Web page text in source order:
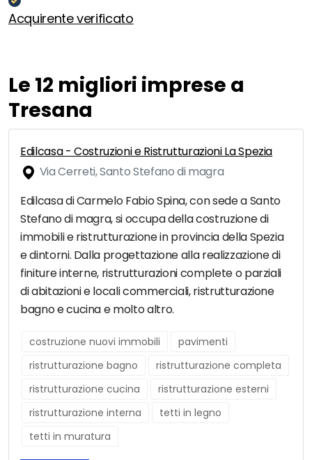
Acquirente verificato
Le 12 migliori imprese a
Tresana
Edilcasa - Costruzioni e Ristrutturazioni La Spezia
Via Cerreti, Santo Stefano di magra
Edilcasa di Carmelo Fabio Spina, con sede a Santo
Stefano di magra, si occupa della costruzione di
immobili e ristrutturazione in provincia della Spezia
e dintorni. Dalla progettazione alla realizzazione di
finiture interne, ristrutturazioni complete o parziali
di abitazioni e locali commerciali, ristrutturazione
bagno e cucina e molto altro.
costruzione nuovi immobili
pavimenti
ristrutturazione bagno
ristrutturazione completa
ristrutturazione cucina
ristrutturazione esterni
ristrutturazione interna
tetti in legno
tetti in muratura